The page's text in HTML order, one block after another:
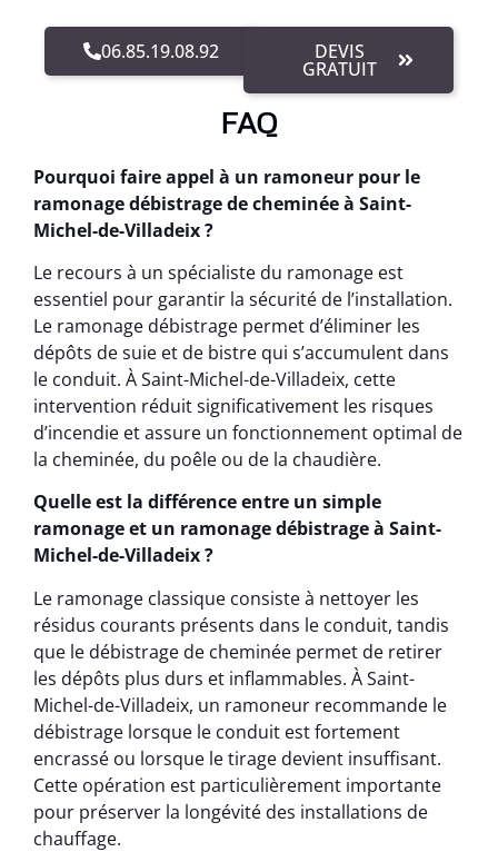
06.85.19.08.92 DEVIS
GRATUIT
FAQ
Pourquoi faire appel à un ramoneur pour le
ramonage débistrage de cheminée à Saint-
Michel-de-Villadeix ?
Le recours à un spécialiste du ramonage est
essentiel pour garantir la sécurité de l’installation.
Le ramonage débistrage permet d’éliminer les
dépôts de suie et de bistre qui s’accumulent dans
le conduit. À Saint-Michel-de-Villadeix, cette
intervention réduit significativement les risques
d’incendie et assure un fonctionnement optimal de
la cheminée, du poêle ou de la chaudière.
Quelle est la différence entre un simple
ramonage et un ramonage débistrage à Saint-
Michel-de-Villadeix ?
Le ramonage classique consiste à nettoyer les
résidus courants présents dans le conduit, tandis
que le débistrage de cheminée permet de retirer
les dépôts plus durs et inflammables. À Saint-
Michel-de-Villadeix, un ramoneur recommande le
débistrage lorsque le conduit est fortement
encrassé ou lorsque le tirage devient insuffisant.
Cette opération est particulièrement importante
pour préserver la longévité des installations de
chauffage.